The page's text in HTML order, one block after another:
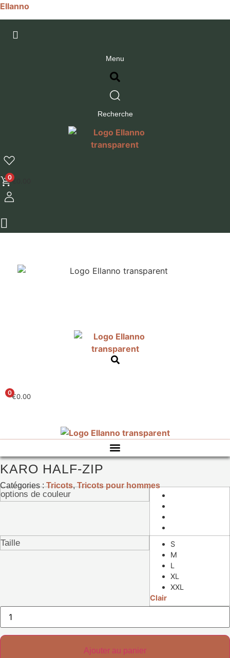
Ellanno
Menu
Recherche
0€
0€0.00
KARO HALF-ZIP
Catégories :Tricots,Tricots pour hommes
options de couleur
Taille
S
M
L
XL
XXL
Clair
Quantité
vêtements
Karo
Half-
Ajouter au panier